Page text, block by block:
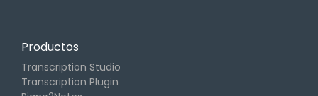
Productos
Transcription Studio
Transcription Plugin